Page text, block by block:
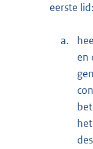
eerste lid:
a.
en